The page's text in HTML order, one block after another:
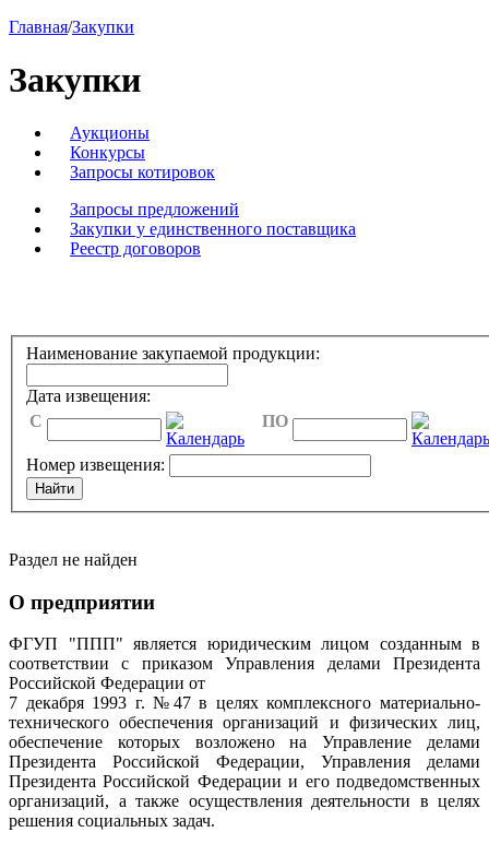
Главная/Закупки
Закупки
Аукционы
Конкурсы
Запросы котировок
Запросы предложений
Закупки у единственного поставщика
Реестр договоров
Наименование закупаемой продукции:
Дата извещения:
C
ПО
Номер извещения:
Раздел не найден
О предприятии
ФГУП "ППП" является юридическим лицом созданным в
соответствии с приказом Управления делами Президента
Российской Федерации от
7 декабря 1993 г. №47 в целях комплексного материально-
технического обеспечения организаций и физических лиц,
обеспечение которых возложено на Управление делами
Президента Российской Федерации, Управления делами
Президента Российской Федерации и его подведомственных
организаций, а также осуществления деятельности в целях
решения социальных задач.